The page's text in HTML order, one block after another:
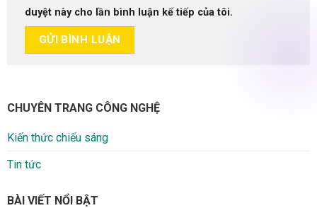
duyệt này cho lần bình luận kế tiếp của tôi.
CHUYÊN TRANG CÔNG NGHỆ
Kiến thức chiếu sáng
Tin tức
BÀI VIẾT NỔI BẬT